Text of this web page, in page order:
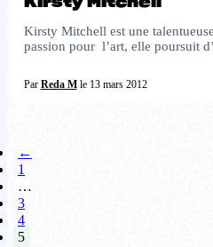
Kirsty Mitchell
Kirsty Mitchell est une
passion pour l’art, elle poursuit
Par Reda Mle 13 mars 2012
←
1
…
3
4
5